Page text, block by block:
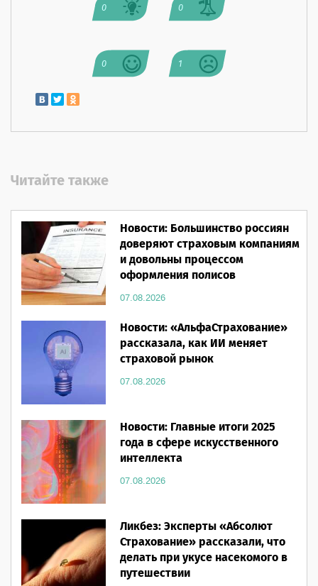
0 0
0 1
Читайте также
Новости: Большинство россиян
доверяют страховым компаниям
и довольны процессом
оформления полисов
07.08.2026
Новости: «АльфаСтрахование»
рассказала, как ИИ меняет
страховой рынок
07.08.2026
Новости: Главные итоги 2025
года в сфере искусственного
интеллекта
07.08.2026
Ликбез: Эксперты «Абсолют
Страхование» рассказали, что
делать при укусе насекомого в
путешествии